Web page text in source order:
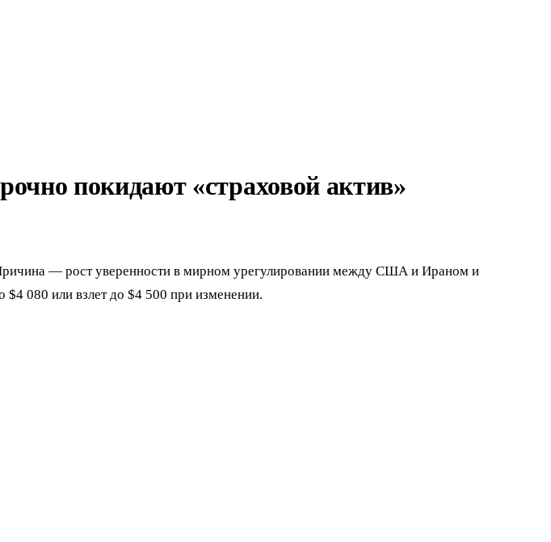
покидают «страховой актив»
— рост уверенности в мирном урегулировании между США и Ираном и
080 или взлет до $4 500 при изменении.